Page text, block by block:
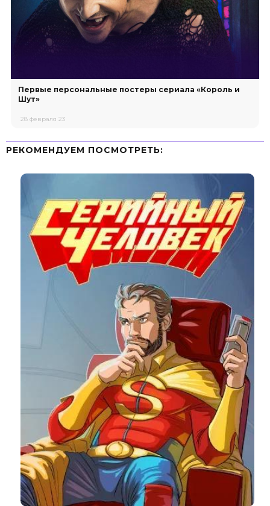
Первые персональные постеры сериала «Король и
Шут»
28 февраля 23
РЕКОМЕНДУЕМ ПОСМОТРЕТЬ: